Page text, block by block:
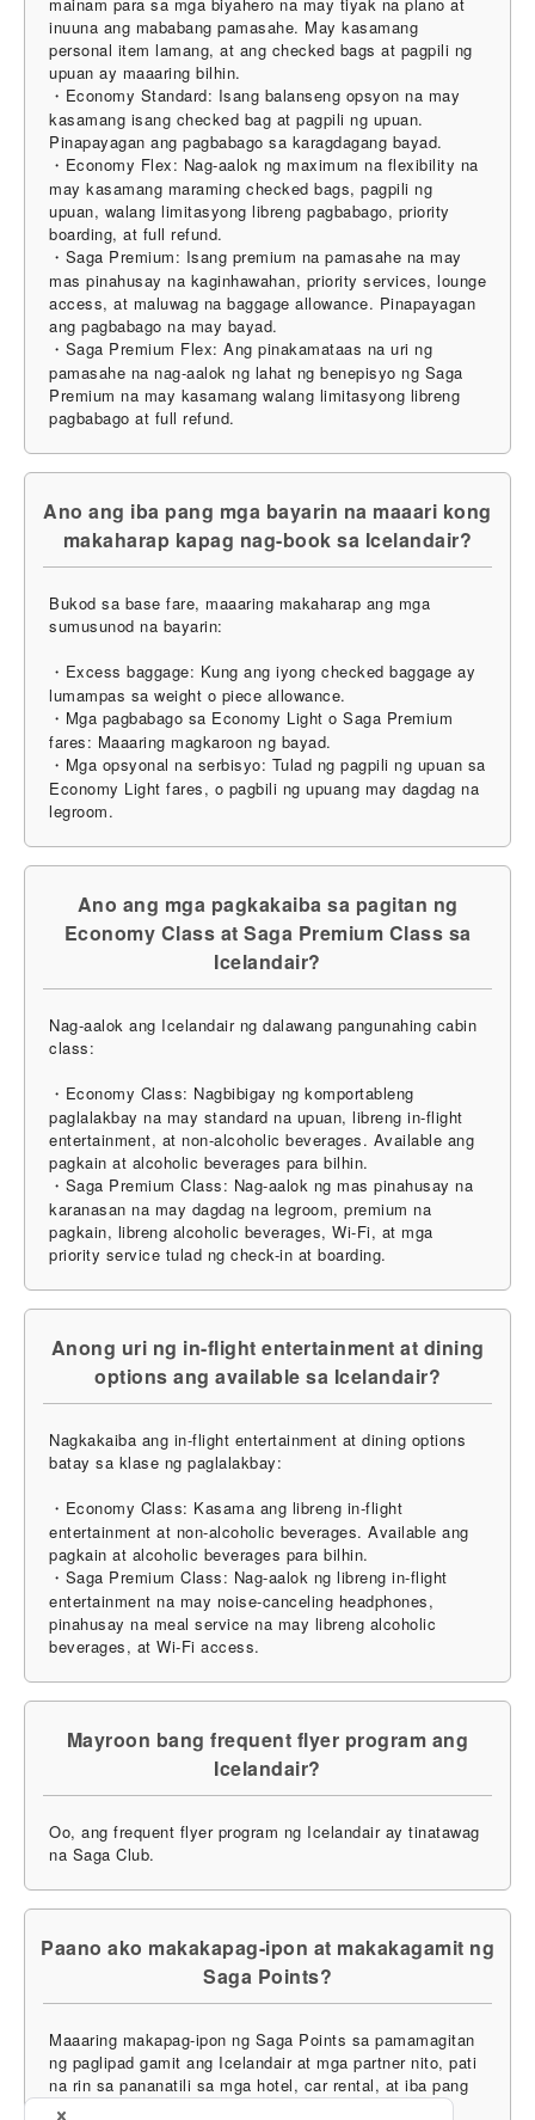
inuuna ang mababang pamasahe. May kasamang
personal item lamang, at ang checked bags at pagpili ng
upuan ay maaaring bilhin.
・Economy Standard: Isang balanseng opsyon na may
kasamang isang checked bag at pagpili ng upuan.
Pinapayagan ang pagbabago sa karagdagang bayad.
・Economy Flex: Nag-aalok ng maximum na flexibility na
may kasamang maraming checked bags, pagpili ng
upuan, walang limitasyong libreng pagbabago, priority
boarding, at full refund.
・Saga Premium: Isang premium na pamasahe na may
mas pinahusay na kaginhawahan, priority services, lounge
access, at maluwag na baggage allowance. Pinapayagan
ang pagbabago na may bayad.
・Saga Premium Flex: Ang pinakamataas na uri ng
pamasahe na nag-aalok ng lahat ng benepisyo ng Saga
Premium na may kasamang walang limitasyong libreng
pagbabago at full refund.
Ano ang iba pang mga bayarin na maaari kong
makaharap kapag nag-book sa Icelandair?
Bukod sa base fare, maaaring makaharap ang mga
sumusunod na bayarin:
・Excess baggage: Kung ang iyong checked baggage ay
lumampas sa weight o piece allowance.
・Mga pagbabago sa Economy Light o Saga Premium
fares: Maaaring magkaroon ng bayad.
・Mga opsyonal na serbisyo: Tulad ng pagpili ng upuan sa
Economy Light fares, o pagbili ng upuang may dagdag na
legroom.
Ano ang mga pagkakaiba sa pagitan ng
Economy Class at Saga Premium Class sa
Icelandair?
Nag-aalok ang Icelandair ng dalawang pangunahing cabin
class:
・Economy Class: Nagbibigay ng komportableng
paglalakbay na may standard na upuan, libreng in-flight
entertainment, at non-alcoholic beverages. Available ang
pagkain at alcoholic beverages para bilhin.
・Saga Premium Class: Nag-aalok ng mas pinahusay na
karanasan na may dagdag na legroom, premium na
pagkain, libreng alcoholic beverages, Wi-Fi, at mga
priority service tulad ng check-in at boarding.
Anong uri ng in-flight entertainment at dining
options ang available sa Icelandair?
Nagkakaiba ang in-flight entertainment at dining options
batay sa klase ng paglalakbay:
・Economy Class: Kasama ang libreng in-flight
entertainment at non-alcoholic beverages. Available ang
pagkain at alcoholic beverages para bilhin.
・Saga Premium Class: Nag-aalok ng libreng in-flight
entertainment na may noise-canceling headphones,
pinahusay na meal service na may libreng alcoholic
beverages, at Wi-Fi access.
Mayroon bang frequent flyer program ang
Icelandair?
Oo, ang frequent flyer program ng Icelandair ay tinatawag
na Saga Club.
Paano ako makakapag-ipon at makakagamit ng
Saga Points?
Maaaring makapag-ipon ng Saga Points sa pamamagitan
ng paglipad gamit ang Icelandair at mga partner nito, pati
na rin sa pananatili sa mga hotel, car rental, at iba pang
participating merchants. Ang mga points ay maaaring